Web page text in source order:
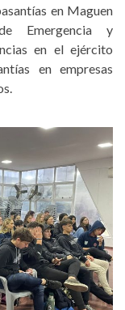
en Maguen
Emergencia y
en el ejército
en empresas